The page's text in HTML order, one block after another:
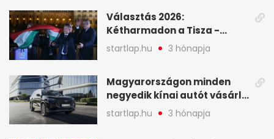
Választás 2026:
Kétharmadon a Tisza -
mutatjuk, hogyan alakulnak
a mandátumok
startlap.hu 3 hónapja
Magyarországon minden
negyedik kínai autót vásárló
a Chery mellett döntött (X)
startlap.hu 3 hónapja